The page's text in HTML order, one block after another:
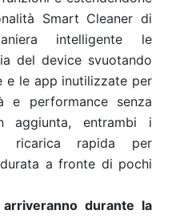
Smart Cleaner di
intelligente le
del device svuotando
e le app inutilizzate per
e performance senza
aggiunta, entrambi i
ricarica rapida per
a fronte di pochi
durante la